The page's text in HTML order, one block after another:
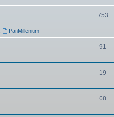
PanMillenium
753
91
19
68